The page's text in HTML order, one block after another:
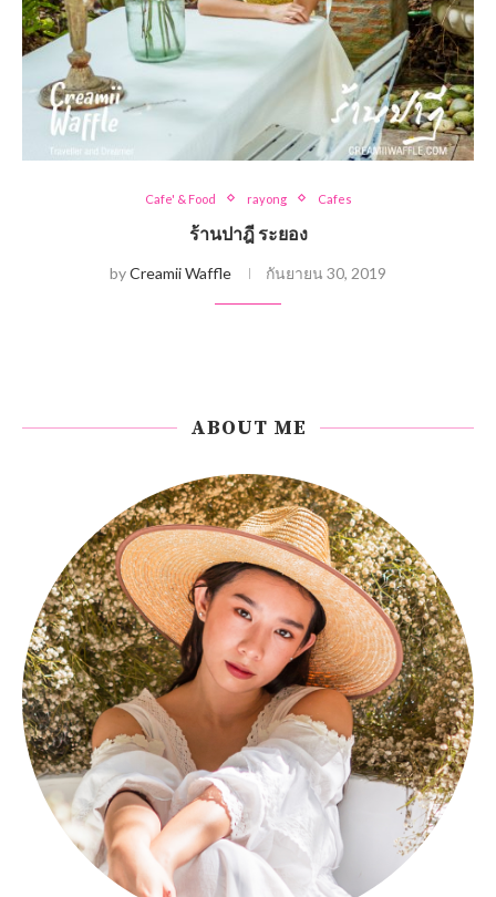
Cafe' & Food rayong Cafes
ร้านปาฎี ระยอง
byCreamii Waffle กันยายน 30, 2019
ABOUT ME